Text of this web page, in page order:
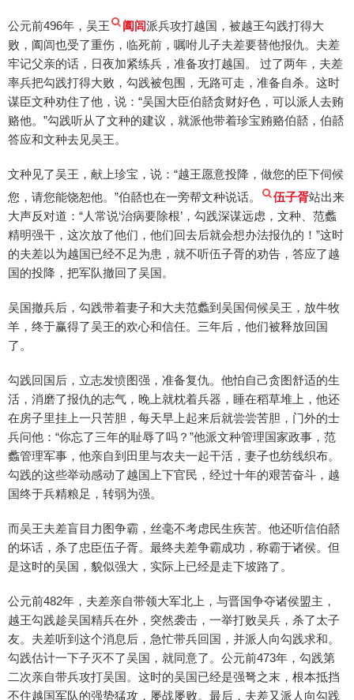
公元前496年，吴王 阖闾派兵攻打越国，被越王勾践打得大
败，阖闾也受了重伤，临死前，嘱咐儿子夫差要替他报仇。夫差
牢记父亲的话，日夜加紧练兵，准备攻打越国。 过了两年，夫差
率兵把勾践打得大败，勾践被包围，无路可走，准备自杀。这时
谋臣文种劝住了他，说：“吴国大臣伯嚭贪财好色，可以派人去贿
赂他。”勾践听从了文种的建议，就派他带着珍宝贿赂伯嚭，伯嚭
答应和文种去见吴王。
文种见了吴王，献上珍宝，说：“越王愿意投降，做您的臣下伺候
您，请您能饶恕他。”伯嚭也在一旁帮文种说话。
伍子胥站出来
大声反对道：“人常说‘治病要除根’，勾践深谋远虑，文种、范蠡
精明强干，这次放了他们，他们回去后就会想办法报仇的！”这时
的夫差以为越国已经不足为患，就不听伍子胥的劝告，答应了越
国的投降，把军队撤回了吴国。
吴国撤兵后，勾践带着妻子和大夫范蠡到吴国伺候吴王，放牛牧
羊，终于赢得了吴王的欢心和信任。三年后，他们被释放回国
了。
勾践回国后，立志发愤图强，准备复仇。他怕自己贪图舒适的生
活，消磨了报仇的志气，晚上就枕着兵器，睡在稻草堆上，他还
在房子里挂上一只苦胆，每天早上起来后就尝尝苦胆，门外的士
兵问他：“你忘了三年的耻辱了吗？”他派文种管理国家政事，范
蠡管理军事，他亲自到田里与农夫一起干活，妻子也纺线织布。
勾践的这些举动感动了越国上下官民，经过十年的艰苦奋斗，越
国终于兵精粮足，转弱为强。
而吴王夫差盲目力图争霸，丝毫不考虑民生疾苦。他还听信伯嚭
的坏话，杀了忠臣伍子胥。最终夫差争霸成功，称霸于诸侯。但
是这时的吴国，貌似强大，实际上已经是走下坡路了。
公元前482年，夫差亲自带领大军北上，与晋国争夺诸侯盟主，
越王勾践趁吴国精兵在外，突然袭击，一举打败吴兵，杀了太子
友。夫差听到这个消息后，急忙带兵回国，并派人向勾践求和。
勾践估计一下子灭不了吴国，就同意了。公元前473年，勾践第
二次亲自带兵攻打吴国。这时的吴国已经是强弩之末，根本抵挡
不住越国军队的强势猛攻，屡战屡败。最后，夫差又派人向勾践